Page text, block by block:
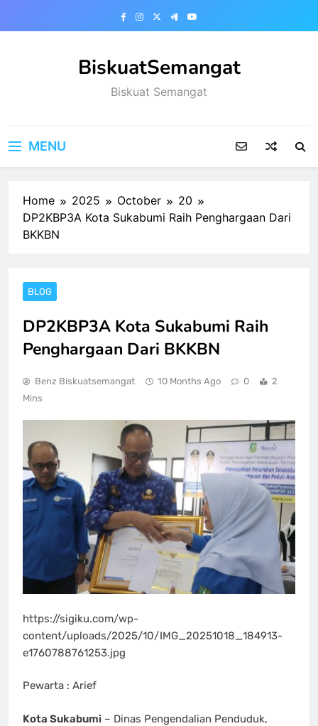
BiskuatSemangat
Biskuat Semangat
MENU
Home 2025 October
20
DP2KBP3A Kota Sukabumi Raih Penghargaan Dari
BKKBN
BLOG
DP2KBP3A Kota Sukabumi Raih
Penghargaan Dari BKKBN
Benz Biskuatsemangat 10 Months Ago 0
2
Mins
https://sigiku.com/wp-
content/uploads/2025/10/IMG_20251018_184913-
e1760788761253.jpg
Pewarta : Arief
Kota Sukabumi – Dinas Pengendalian Penduduk,